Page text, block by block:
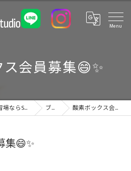
会員募集😄✨️
宮崎県都城市のゴルフ練習場ならSenshin Golf Studio 24 ブログ 酸素ボックス会員募集😄✨️
集😄✨️